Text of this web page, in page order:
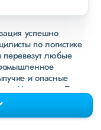
успешно
по логистике
любые
и опасные
«Наш опыт»
. Там
несколько
новые
все стандартные